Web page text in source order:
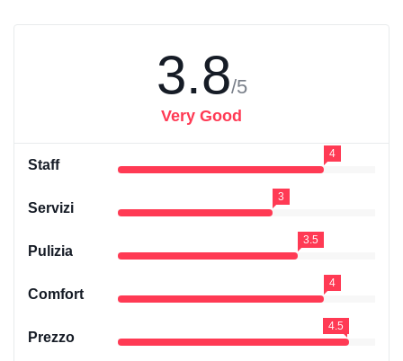
3.8/5
Very Good
Staff
4
Servizi
3
Pulizia
3.5
Comfort
4
Prezzo
4.5